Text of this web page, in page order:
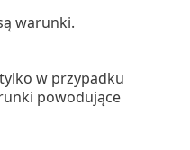
warunki.
w przypadku
powodujące